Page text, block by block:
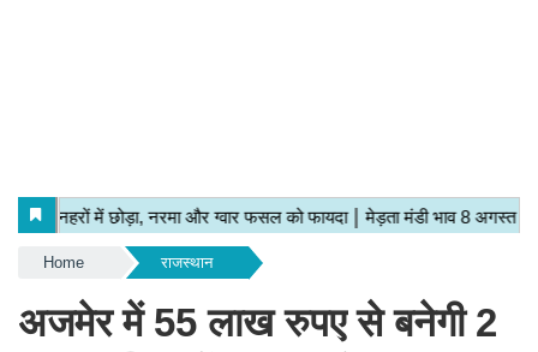
Home राजस्थान
अजमेर में 55 लाख रुपए से बनेगी 2